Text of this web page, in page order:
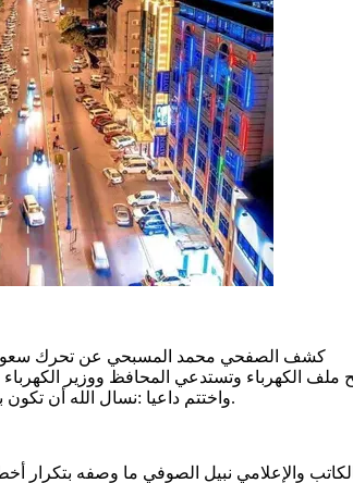
كشف الصفحي محمد المسبحي عن تحرك
ملف الكهرباء وتستدعي المحافظ ووزير
واختتم داعيا :نسال الله أن تكون بداية انفراجة لأزمة طال أمدها.